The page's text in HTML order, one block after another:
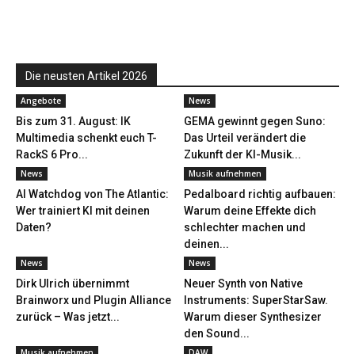
Die neusten Artikel 2026
Angebote
Bis zum 31. August: IK
Multimedia schenkt euch T-
RackS 6 Pro...
News
GEMA gewinnt gegen Suno:
Das Urteil verändert die
Zukunft der KI-Musik...
News
AI Watchdog von The Atlantic:
Wer trainiert KI mit deinen
Daten?
Musik aufnehmen
Pedalboard richtig aufbauen:
Warum deine Effekte dich
schlechter machen und
deinen...
News
Dirk Ulrich übernimmt
Brainworx und Plugin Alliance
zurück – Was jetzt...
News
Neuer Synth von Native
Instruments: SuperStarSaw.
Warum dieser Synthesizer
den Sound...